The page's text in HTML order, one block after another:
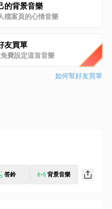
的背景音樂
檔案頁的心情音樂
友買單
費設定這首音樂
如何幫好友買單
答鈴 背景音樂